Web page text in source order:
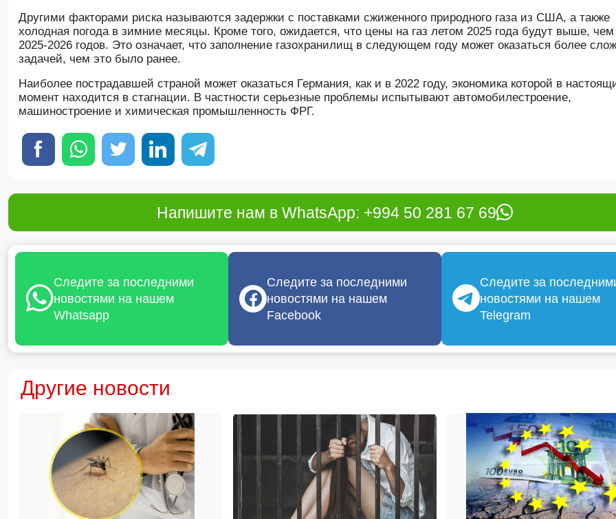
Другими факторами риска называются задержки с поставками сжиженного природного газа из США, а также
холодная погода в зимние месяцы. Кроме того, ожидается, что цены на газ летом 2025 года будут выше,
2025-2026 годов. Это означает, что заполнение газохранилищ в следующем году может оказаться более
задачей, чем это было ранее.
Наиболее пострадавшей страной может оказаться Германия, как и в 2022 году, экономика которой в
момент находится в стагнации. В частности серьезные проблемы испытывают автомобилестроение,
машиностроение и химическая промышленность ФРГ.
Напишите нам в WhatsApp: +994 50 281 67 69
Следите за последними
новостями на нашем
Whatsapp
Следите за последними
новостями на нашем
Facebook
Следите за
новостями на нашем
Telegram
Другие новости